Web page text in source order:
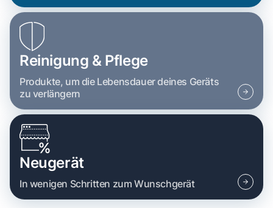
Reinigung & Pflege
Produkte, um die Lebensdauer deines Geräts
zu verlängern
Neugerät
In wenigen Schritten zum Wunschgerät